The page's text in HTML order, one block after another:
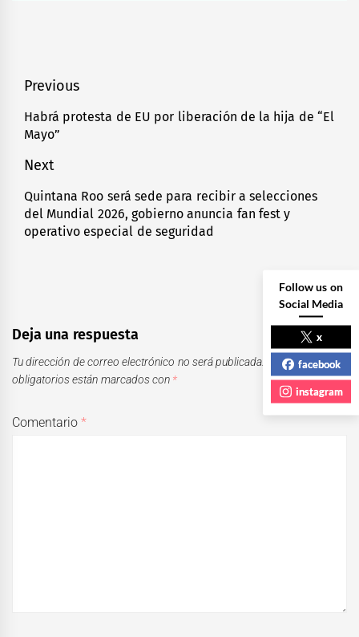
Navegación
de
entradas
Previous
Previous
post:
Habrá protesta de EU por liberación de la hija de “El
Mayo”
Next
Next
post:
Quintana Roo será sede para recibir a selecciones
del Mundial 2026, gobierno anuncia fan fest y
operativo especial de seguridad
Deja una respuesta
Tu dirección de correo electrónico no será publicada.
Los campos
obligatorios están marcados con *
Comentario*
Follow us on
Social Media
x
facebook
instagram